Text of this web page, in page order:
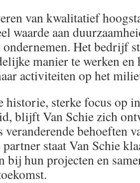
van kwalitatief
waarde aan
Het bedrijf
manier te werken en
activiteiten op het
historie, sterke focus op
blijft Van Schie zich
veranderende behoeften
staat Van Schie
bij hun projecten en